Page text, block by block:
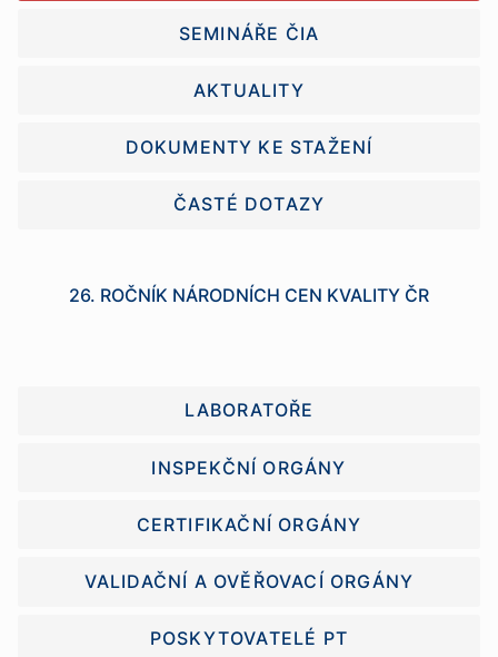
SEMINÁŘE ČIA
AKTUALITY
DOKUMENTY KE STAŽENÍ
ČASTÉ DOTAZY
26. ROČNÍK NÁRODNÍCH CEN KVALITY ČR
LABORATOŘE
INSPEKČNÍ ORGÁNY
CERTIFIKAČNÍ ORGÁNY
VALIDAČNÍ A OVĚŘOVACÍ ORGÁNY
POSKYTOVATELÉ PT